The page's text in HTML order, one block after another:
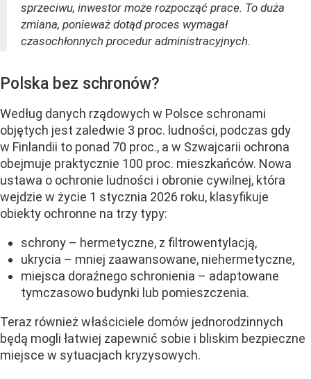
sprzeciwu, inwestor może rozpocząć prace. To duża
zmiana, ponieważ dotąd proces wymagał
czasochłonnych procedur administracyjnych.
Polska bez schronów?
Według danych rządowych w Polsce schronami
objętych jest zaledwie 3 proc. ludności, podczas gdy
w Finlandii to ponad 70 proc., a w Szwajcarii ochrona
obejmuje praktycznie 100 proc. mieszkańców. Nowa
ustawa o ochronie ludności i obronie cywilnej, która
wejdzie w życie 1 stycznia 2026 roku, klasyfikuje
obiekty ochronne na trzy typy:
schrony – hermetyczne, z filtrowentylacją,
ukrycia – mniej zaawansowane, niehermetyczne,
miejsca doraźnego schronienia – adaptowane
tymczasowo budynki lub pomieszczenia.
Teraz również właściciele domów jednorodzinnych
będą mogli łatwiej zapewnić sobie i bliskim bezpieczne
miejsce w sytuacjach kryzysowych.